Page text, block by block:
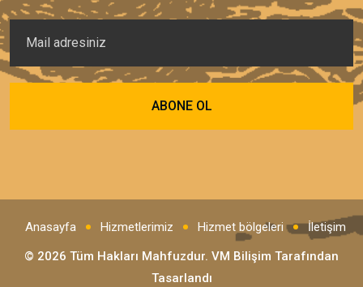
Anasayfa Hizmetlerimiz Hizmet bölgeleri
İletişim
© 2026 Tüm Hakları Mahfuzdur. VM Bilişim Tarafından
Tasarlandı